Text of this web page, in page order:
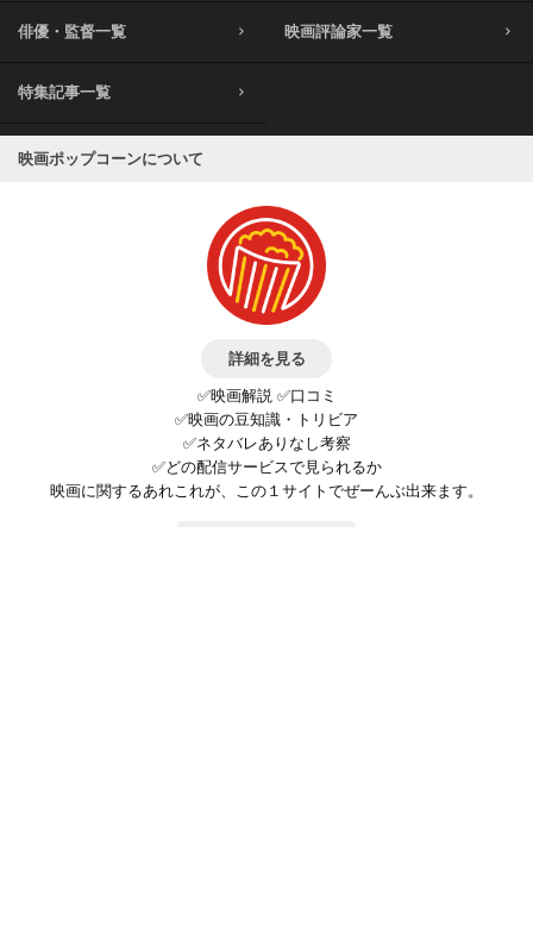
俳優・監督一覧 映画評論家一覧
特集記事一覧
映画ポップコーンについて
詳細を見る
✅映画解説 ✅口コミ
✅映画の豆知識・トリビア
✅ネタバレありなし考察
✅どの配信サービスで見られるか
映画に関するあれこれが、この１サイトでぜーんぶ出来ます。